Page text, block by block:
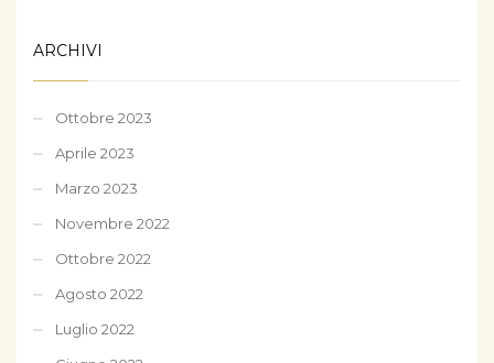
ARCHIVI
Ottobre 2023
Aprile 2023
Marzo 2023
Novembre 2022
Ottobre 2022
Agosto 2022
Luglio 2022